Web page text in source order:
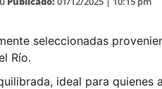
seleccionadas
Río.
ideal para quienes